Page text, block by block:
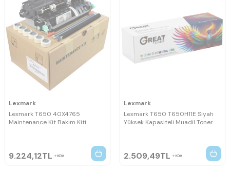
Lexmark
Lexmark T650 40X4765
Maintenance Kit Bakım Kiti
9.224,12TL KDV
Lexmark
Lexmark T650 T650H11E Siyah
Yüksek Kapasiteli Muadil Toner
2.509,49TL KDV